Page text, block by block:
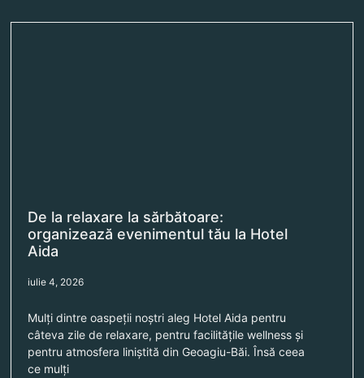
De la relaxare la sărbătoare:
organizează evenimentul tău la Hotel
Aida
iulie 4, 2026
Mulți dintre oaspeții noștri aleg Hotel Aida pentru
câteva zile de relaxare, pentru facilitățile wellness și
pentru atmosfera liniștită din Geoagiu-Băi. Însă ceea
ce mulți